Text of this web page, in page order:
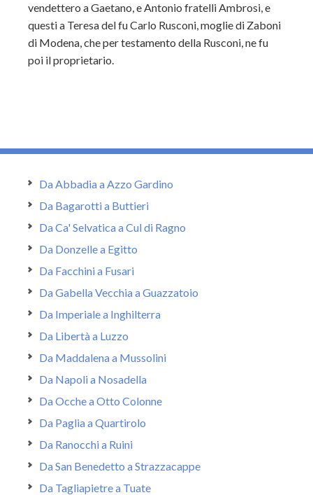
vendettero a Gaetano, e Antonio fratelli Ambrosi, e
questi a Teresa del fu Carlo Rusconi, moglie di Zaboni
di Modena, che per testamento della Rusconi, ne fu
poi il proprietario.
Da Abbadia a Azzo Gardino
Da Bagarotti a Buttieri
Da Ca' Selvatica a Cul di Ragno
Da Donzelle a Egitto
Da Facchini a Fusari
Da Gabella Vecchia a Guazzatoio
Da Imperiale a Inghilterra
Da Libertà a Luzzo
Da Maddalena a Mussolini
Da Napoli a Nosadella
Da Ocche a Otto Colonne
Da Paglia a Quartirolo
Da Ranocchi a Ruini
Da San Benedetto a Strazzacappe
Da Tagliapietre a Tuate